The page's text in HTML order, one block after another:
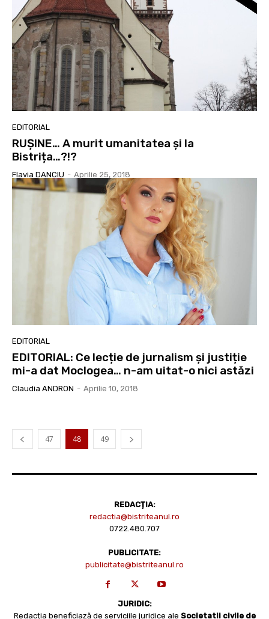
EDITORIAL
RUȘINE… A murit umanitatea și la
Bistrița…?!?
Flavia DANCIU - Aprilie 25, 2018
EDITORIAL
EDITORIAL: Ce lecție de jurnalism și justiție
mi-a dat Moclogea… n-am uitat-o nici astăzi
Claudia ANDRON - Aprilie 10, 2018
47 48 49
REDACȚIA:
redactia@bistriteanul.ro
0722.480.707
PUBLICITATE:
publicitate@bistriteanul.ro
JURIDIC:
Redacția beneficiază de serviciile juridice ale Societatii civile de